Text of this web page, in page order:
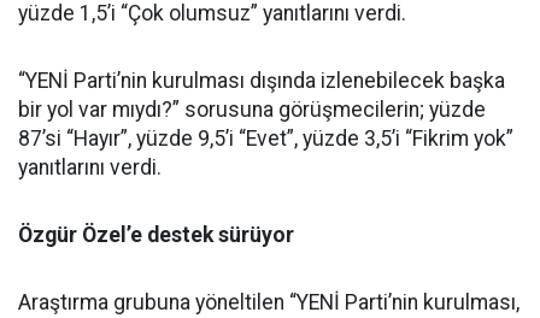
yüzde 1,5’i “Çok olumsuz” yanıtlarını verdi.
“YENİ Parti’nin kurulması dışında izlenebilecek başka
bir yol var mıydı?” sorusuna görüşmecilerin; yüzde
87’si “Hayır”, yüzde 9,5’i “Evet”, yüzde 3,5’i “Fikrim yok”
yanıtlarını verdi.
Özgür Özel’e destek sürüyor
Araştırma grubuna yöneltilen “YENİ Parti’nin kurulması,